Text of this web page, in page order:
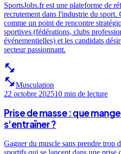
SportsJobs.fr est une plateforme de
recrutement dans l'industrie du sport.
comme un point de rencontre
sportives (fédérations, clubs
événementielles) et les candidats
secteur passionnant.
fitness_center
fitness_centerMusculation
22 octobre 202510 min de lecture
Prise de masse : que
s'entraîner ?
Gagner du muscle sans prendre trop
sportifs qui se lancent dans une prise